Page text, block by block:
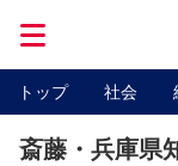
トップ 社会
斎藤・兵庫県